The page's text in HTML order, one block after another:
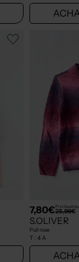
7,80€Prix
25,99€
S.OLIVER
Pull rose
T : 4 A